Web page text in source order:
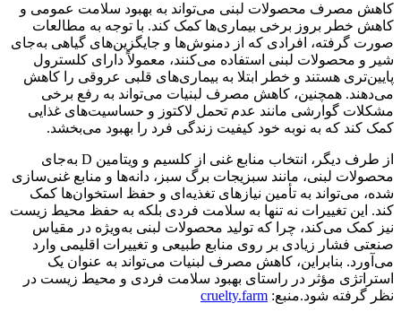
کاهش مصرف محصولات لبنی می‌تواند به بهبود سلامت عمومی و
کاهش خطر بروز برخی بیماری‌ها کمک کند. با توجه به مطالعات
صورت گرفته، افرادی که از دمنوش‌ها و جایگزین‌های گیاهی به‌جای
شیر و محصولات لبنی استفاده می‌کنند، معمولاً دارای کلسترول
پایین‌تری هستند و خطر ابتلا به بیماری‌های قلبی عروقی را کاهش
می‌دهند. همچنین، کاهش مصرف لبنیات می‌تواند به رفع برخی
مشکلات گوارشی مانند عدم تحمل لاکتوز و حساسیت‌های غذایی
کمک کند که به نوبه خود کیفیت زندگی فرد را بهبود می‌بخشد.
از طرف دیگر، انتخاب منابع غنی از کلسیم و ویتامین D به‌جای
محصولات لبنی، مانند سبزیجات برگ سبز، دانه‌ها و منابع غنی‌سازی
شده، می‌تواند به تأمین نیازهای تغذیه‌ای و حفظ استخوان‌ها کمک
کند. این تغییرات نه تنها به سلامت فردی بلکه به حفظ محیط زیست
نیز کمک می‌کند، چرا که تولید محصولات لبنی به‌ویژه در مقیاس
صنعتی فشار زیادی بر روی منابع طبیعی و تغییرات اقلیمی وارد
می‌آورد. بنابراین، کاهش مصرف لبنیات می‌تواند به عنوان یک
استراتژی مؤثر در راستای بهبود سلامت فردی و محیط زیست در
نظر گرفته شود.منبع: cruelty.farm